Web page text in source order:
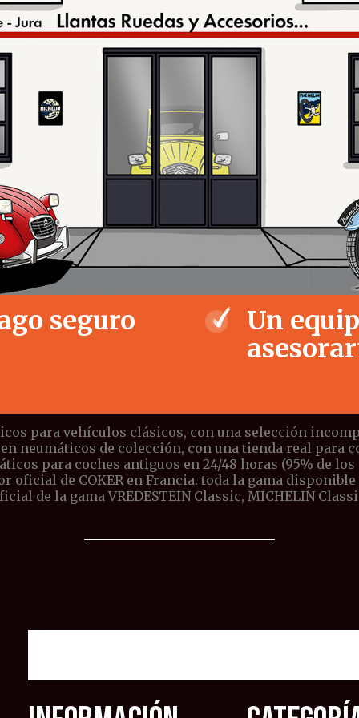
seguro
Un
para vehículos clásicos, con una selección
neumáticos de colección, con una tienda real para
para coches antiguos en 24/48 horas (95% de
oficial de COKER en Francia. toda la gama
de la gama VREDESTEIN Classic, MICHELIN